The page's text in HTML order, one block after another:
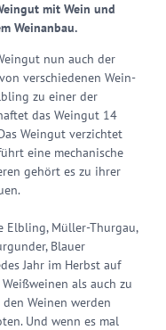
mit Wein und
Weinanbau.
nun auch der
verschiedenen Wein-
zu einer der
das Weingut 14
Weingut verzichtet
eine mechanische
gehört es zu ihrer
Elbling, Müller-Thurgau,
Blauer
Jahr im Herbst auf
als auch zu
den Weinen werden
Und wenn es mal